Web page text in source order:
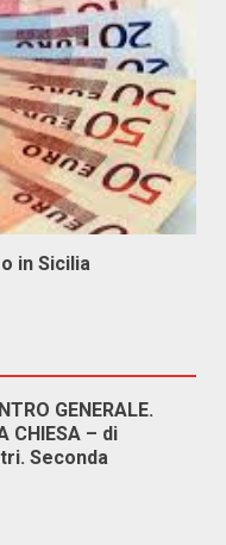
in Sicilia
GENERALE.
CHIESA – di
Seconda